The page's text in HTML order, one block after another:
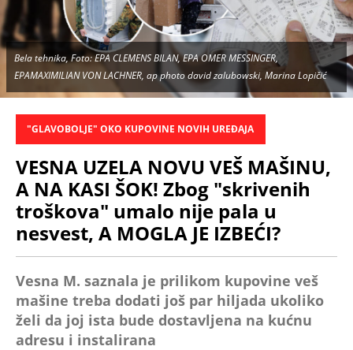
Bela tehnika, Foto: EPA CLEMENS BILAN, EPA OMER MESSINGER,
EPAMAXIMILIAN VON LACHNER, ap photo david zalubowski, Marina Lopičić
"GLAVOBOLJE" OKO KUPOVINE NOVIH UREĐAJA
VESNA UZELA NOVU VEŠ MAŠINU,
A NA KASI ŠOK! Zbog "skrivenih
troškova" umalo nije pala u
nesvest, A MOGLA JE IZBEĆI?
Vesna M. saznala je prilikom kupovine veš
mašine treba dodati još par hiljada ukoliko
želi da joj ista bude dostavljena na kućnu
adresu i instalirana